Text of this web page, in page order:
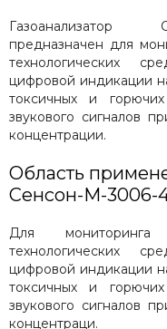
Газоанализатор
предназначен для
технологических
цифровой индикации
токсичных и
звукового сигналов
концентрации.
Область
Сенсон-М-3006-
Для
технологических
цифровой индикации
токсичных и
звукового сигналов
концентраци.